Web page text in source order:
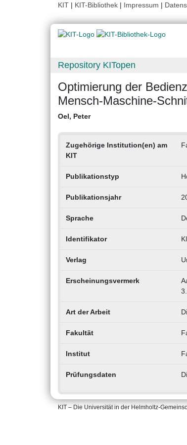
KIT | KIT-Bibliothek | Impressum |
Repository KITopen
Optimierung der
Mensch-Maschine-
Oel, Peter
Zugehörige Institution(en) am
KIT
Publikationstyp
Publikationsjahr
Sprache
Identifikator
Verlag
Erscheinungsvermerk
Art der Arbeit
Fakultät
Institut
Prüfungsdaten
KIT – Die Universität in der Helmholtz-